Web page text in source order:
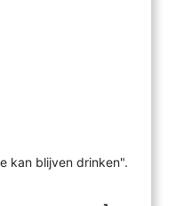
kan blijven drinken".